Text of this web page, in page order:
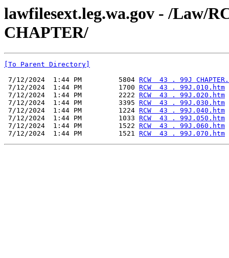
lawfilesext.leg.wa.gov - /Law/
CHAPTER/
[To Parent Directory]
7/12/2024  1:44 PM         5804 RCW  43 . 99J
7/12/2024  1:44 PM         1700 RCW  43 . 99J.010.htm
7/12/2024  1:44 PM         2222 RCW  43 . 99J.020.htm
7/12/2024  1:44 PM         3395 RCW  43 . 99J.030.htm
7/12/2024  1:44 PM         1224 RCW  43 . 99J.040.htm
7/12/2024  1:44 PM         1033 RCW  43 . 99J.050.htm
7/12/2024  1:44 PM         1522 RCW  43 . 99J.060.htm
7/12/2024  1:44 PM         1521 RCW  43 . 99J.070.htm